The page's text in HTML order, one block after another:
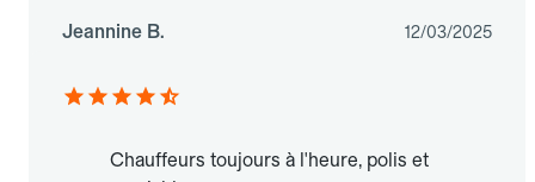
Jeannine B. 12/03/2025
Chauffeurs toujours à l'heure, polis et